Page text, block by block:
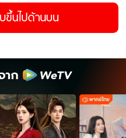
ขึ้นไปด้านบน
าก